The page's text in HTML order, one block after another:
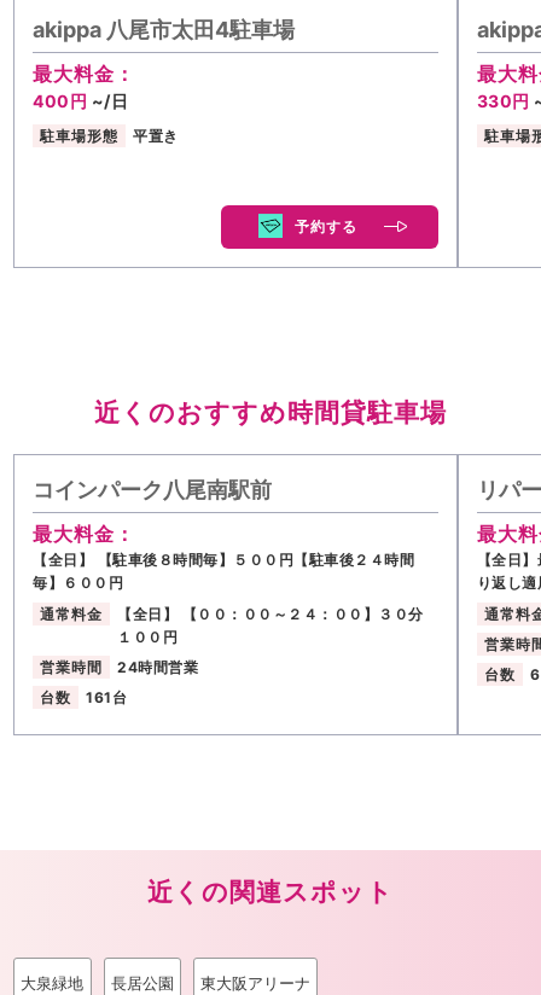
akippa 八尾市太田4駐車場
最大料金：
400円 ~/日
駐車場形態 平置き
予約する
最大
330円
駐車場
近くのおすすめ時間貸駐車場
コインパーク八尾南駅前
最大料金：
【全日】 【駐車後８時間毎】５００円【駐車後２４時間
毎】６００円
通常料金
【全日】 【００：００～２４：００】３０分
１００円
営業時間
24時間営業
台数
161台
リパ
最大
【全日
り返し
通常料
営業時
台数
近くの関連スポット
大泉緑地 長居公園 東大阪アリーナ